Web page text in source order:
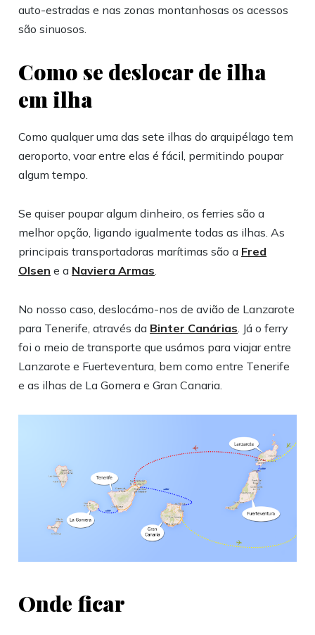
auto-estradas e nas zonas montanhosas os acessos
são sinuosos.
Como se deslocar de ilha
em ilha
Como qualquer uma das sete ilhas do arquipélago tem
aeroporto, voar entre elas é fácil, permitindo poupar
algum tempo.
Se quiser poupar algum dinheiro, os ferries são a
melhor opção, ligando igualmente todas as ilhas. As
principais transportadoras marítimas são a Fred
Olsen e a Naviera Armas.
No nosso caso, deslocámo-nos de avião de Lanzarote
para Tenerife, através da Binter Canárias. Já o ferry
foi o meio de transporte que usámos para viajar entre
Lanzarote e Fuerteventura, bem como entre Tenerife
e as ilhas de La Gomera e Gran Canaria.
Onde ficar